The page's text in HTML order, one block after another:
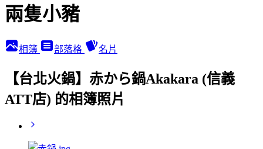
兩隻小豬
相簿 部落格 名片
【台北火鍋】赤から鍋Akakara (信義
ATT店) 的相簿照片